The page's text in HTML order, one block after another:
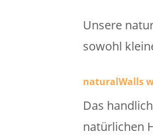
Unsere
sowohl
naturalWalls
Das
natürlichen